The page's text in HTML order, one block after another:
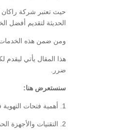
حيث تعتبر شركة راكان
الحديثة لتقديم أفضل
ومن ضمن هذه الخدمات
هذا المقال يأتي
ضرر.
سنستعرض هنا:
1. أهمية فتحات التهوية في المباني: سنبدأ بمناقشة أهمية تحسين التهوية في المباني وتأثيرها على جودة الهواء وصحة البيئة.
2. التقنيات والأجهزة الحديثة: سنلقي نظرة على أحدث التقنيات والأجهزة التي تستخدم في عملية إنشاء فتحات التهوية بكفاءة عالية.